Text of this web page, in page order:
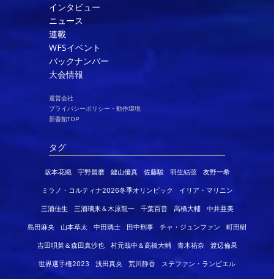
インタビュー
ニュース
連載
WFSイベント
バックナンバー
大会情報
運営会社
プライバシーポリシー・動作環境
新書館TOP
タグ
坂本花織 宇野昌磨 鍵山優真 佐藤駿 羽生結弦 友野一希
ミラノ・コルティナ2026冬季オリンピック イリア・マリニン
三浦佳生 三浦璃来＆木原龍一 千葉百音 高橋大輔 中井亜美
島田麻央 山本草太 中田璃士 田中刑事 チャ・ジュンファン 町田樹
吉田唄菜＆森田真沙也 村元哉中＆高橋大輔 青木祐奈 渡辺倫果
世界選手権2023 浅田真央 荒川静香 ステファン・ランビエル